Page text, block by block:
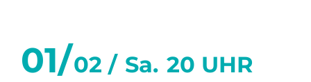
01/02 / Sa. 20 UHR